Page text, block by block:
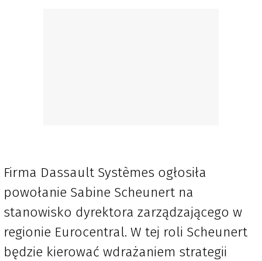
Firma Dassault Systèmes ogłosiła
powołanie Sabine Scheunert na
stanowisko dyrektora zarządzającego w
regionie Eurocentral. W tej roli Scheunert
będzie kierować wdrażaniem strategii